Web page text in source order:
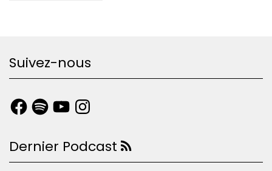
Suivez-nous
Dernier Podcast